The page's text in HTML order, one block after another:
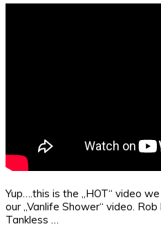
Yup….this is the „HOT“ video
our „Vanlife Shower“ video.
Tankless …